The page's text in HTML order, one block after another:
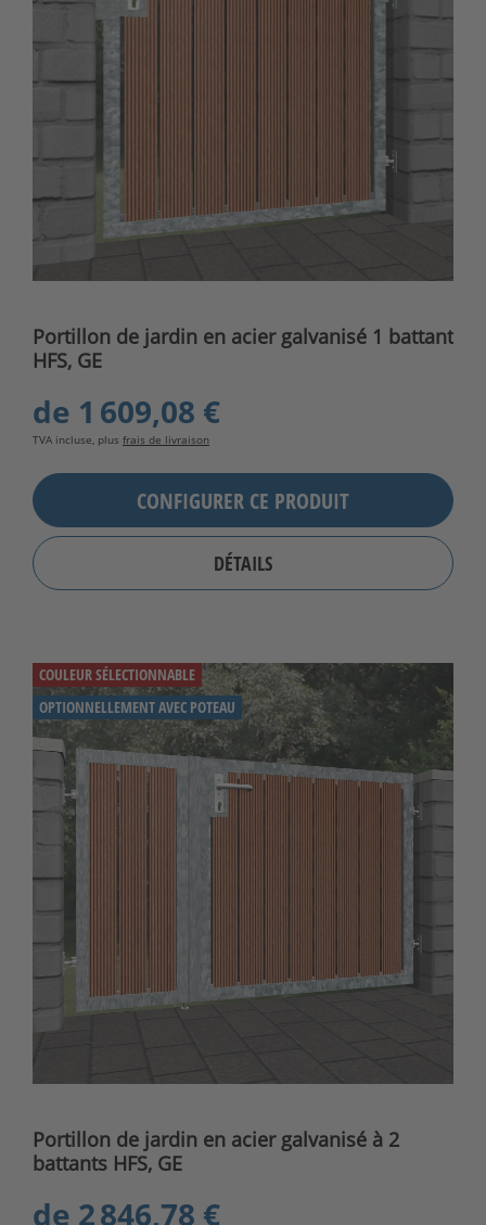
Portillon de jardin en acier galvanisé 1 battant
HFS, GE
de 1 609,08 €
TVA incluse, plus frais de livraison
CONFIGURER CE PRODUIT
DÉTAILS
COULEUR SÉLECTIONNABLE
OPTIONNELLEMENT AVEC POTEAU
Portillon de jardin en acier galvanisé à 2
battants HFS, GE
de 2 846,78 €